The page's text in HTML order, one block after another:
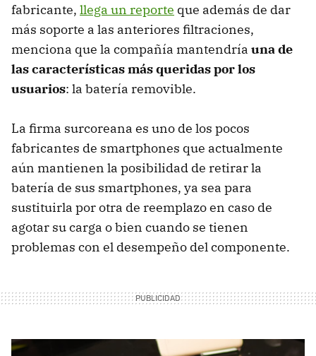
fabricante, llega un reporte que además de dar
más soporte a las anteriores filtraciones,
menciona que la compañía mantendría una de
las características más queridas por los
usuarios: la batería removible.
La firma surcoreana es uno de los pocos
fabricantes de smartphones que actualmente
aún mantienen la posibilidad de retirar la
batería de sus smartphones, ya sea para
sustituirla por otra de reemplazo en caso de
agotar su carga o bien cuando se tienen
problemas con el desempeño del componente.